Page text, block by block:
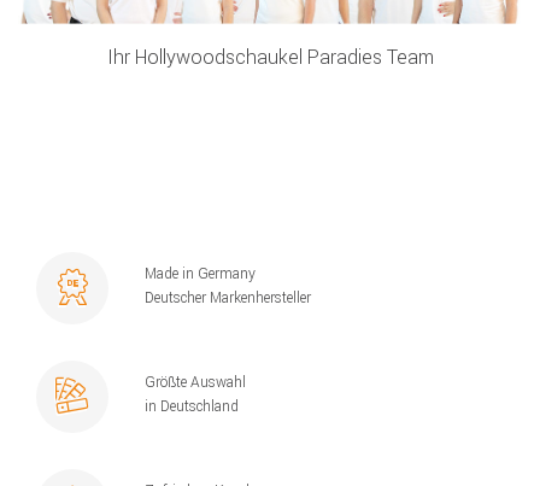
Ihr Hollywoodschaukel Paradies Team
Made in Germany
Deutscher Markenhersteller
Größte Auswahl
in Deutschland